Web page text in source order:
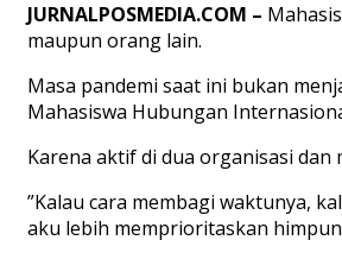
JURNALPOSMEDIA.COM –
maupun orang lain.
Masa pandemi saat ini bukan
Mahasiswa Hubungan
Karena aktif di dua organisasi
”Kalau cara membagi waktunya,
aku lebih memprioritaskan